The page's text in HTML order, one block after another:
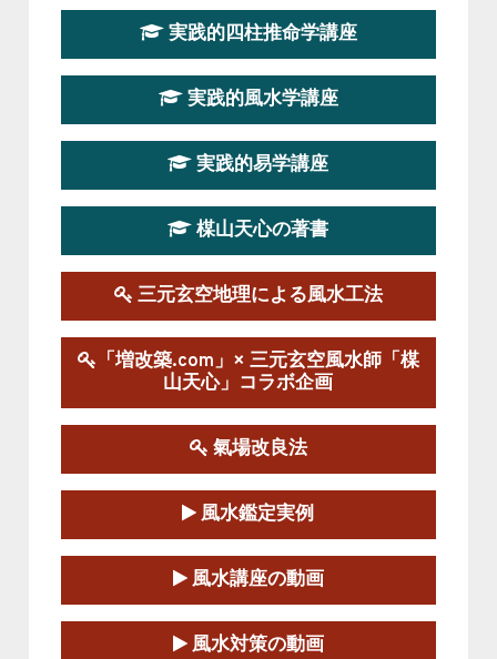
第１９期立命塾『実践的易学講座』
2026-08-22～2026-10-25
第19期立命塾実践的四柱推命学講座
2026-03-20～2026-07-19
第１９期立命塾実践的風水学講座
この講座の募集は終了しました。
陰宅三元玄空風水講座
2025-06-07～2025-06-08
この講座の募集は終了しました。
第１８期立命塾『実践的易学講座』
2025-06-21～2025-08-24
この講座の募集は終了しました。
第１８期立命塾「実践的四柱立命学（四
柱推命学）講座」
2025-01-11～2025-05-11
実践的四柱推命学講座
実践的風水学講座
実践的易学講座
楳山天心の著書
三元玄空地理による風水工法
「増改築.com」× 三元玄空風水師「楳
山天心」コラボ企画
氣場改良法
風水鑑定実例
風水講座の動画
風水対策の動画